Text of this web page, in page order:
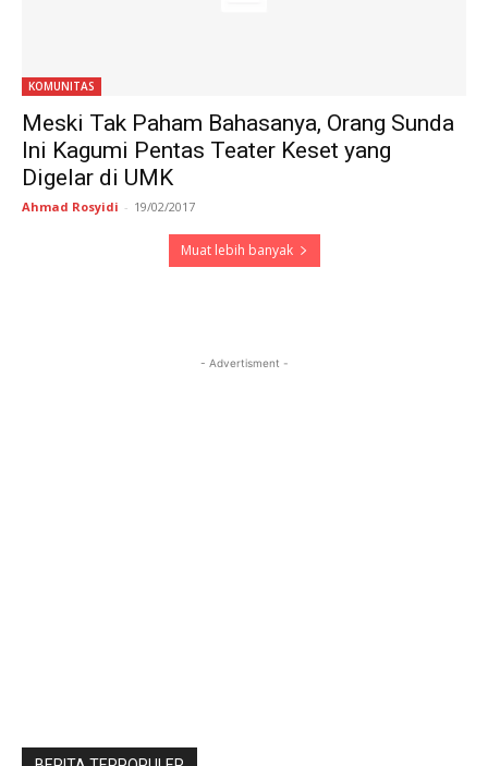
KOMUNITAS
Meski Tak Paham Bahasanya, Orang Sunda
Ini Kagumi Pentas Teater Keset yang
Digelar di UMK
Ahmad Rosyidi - 19/02/2017
Muat lebih banyak
- Advertisment -